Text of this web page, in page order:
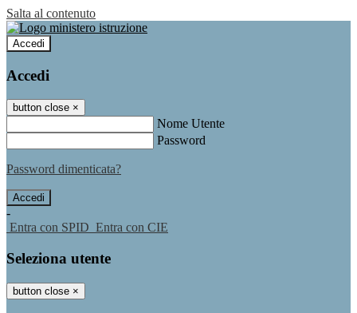
Salta al contenuto
Accedi
Accedi
button close ×
Nome Utente
Password
Password dimenticata?
-
Entra con SPID Entra con CIE
Seleziona utente
button close ×